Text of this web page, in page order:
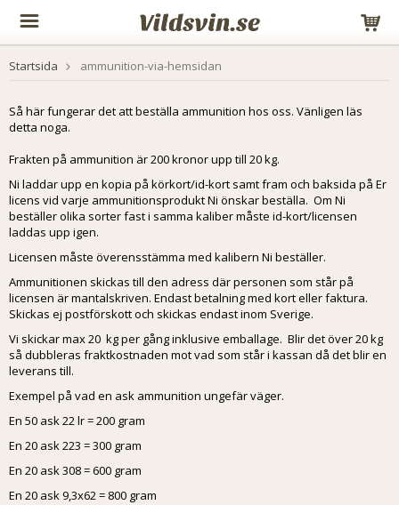
Startsida ammunition-via-hemsidan
Så här fungerar det att beställa ammunition hos oss. Vänligen läs
detta noga.
Frakten på ammunition är 200 kronor upp till 20 kg.
Ni laddar upp en kopia på körkort/id-kort samt fram och baksida på Er
licens vid varje ammunitionsprodukt Ni önskar beställa. Om Ni
beställer olika sorter fast i samma kaliber måste id-kort/licensen
laddas upp igen.
Licensen måste överensstämma med kalibern Ni beställer.
Ammunitionen skickas till den adress där personen som står på
licensen är mantalskriven. Endast betalning med kort eller faktura.
Skickas ej postförskott och skickas endast inom Sverige.
Vi skickar max 20 kg per gång inklusive emballage. Blir det över 20 kg
så dubbleras fraktkostnaden mot vad som står i kassan då det blir en
leverans till.
Exempel på vad en ask ammunition ungefär väger.
En 50 ask 22 lr = 200 gram
En 20 ask 223 = 300 gram
En 20 ask 308 = 600 gram
En 20 ask 9,3x62 = 800 gram